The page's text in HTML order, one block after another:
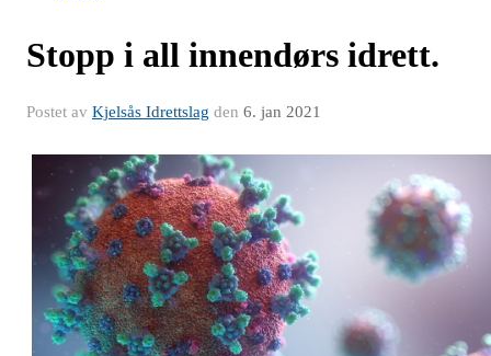
Stopp i all innendørs idrett.
Postet av Kjelsås Idrettslag den 6. jan 2021